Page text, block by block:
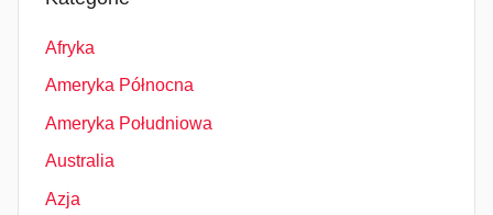
Afryka
Ameryka Północna
Ameryka Południowa
Australia
Azja